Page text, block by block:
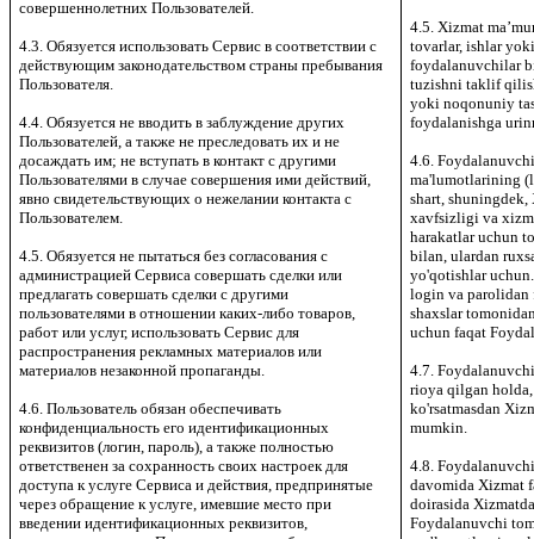
совершеннолетних Пользователей.
4.3. Обязуется использовать Сервис в соответствии с
действующим законодательством страны пребывания
Пользователя.
4.4. Обязуется не вводить в заблуждение других
Пользователей, а также не преследовать их и не
досаждать им; не вступать в контакт с другими
Пользователями в случае совершения ими действий,
явно свидетельствующих о нежелании контакта с
Пользователем.
4.5. Обязуется не пытаться без согласования с
администрацией Сервиса совершать сделки или
предлагать совершать сделки с другими
пользователями в отношении каких-либо товаров,
работ или услуг, использовать Сервис для
распространения рекламных материалов или
материалов незаконной пропаганды.
4.6. Пользователь обязан обеспечивать
конфиденциальность его идентификационных
реквизитов (логин, пароль), а также полностью
ответственен за сохранность своих настроек для
доступа к услуге Сервиса и действия, предпринятые
через обращение к услуге, имевшие место при
введении идентификационных реквизитов,
4.5. Xizmat
tovarlar, ishlar
foydalanuvchilar
tuzishni taklif
yoki noqonuniy
foydalanishga
4.6.
ma'lumotlarining
shart,
xavfsizligi va
harakatlar uchun
bilan, ulardan
yo'qotishlar
login va parolidan
shaxslar
uchun faqat
4.7.
rioya qilgan
ko'rsatmasdan
mumkin.
4.8.
davomida Xizmat
doirasida
Foydalanuvchi